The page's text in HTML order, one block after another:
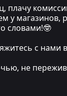
плачу
у
словами!🤓
с нами
не